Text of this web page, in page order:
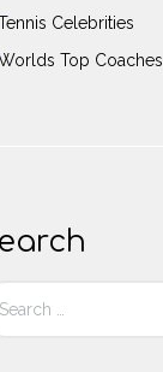
Celebrities
Top Coaches